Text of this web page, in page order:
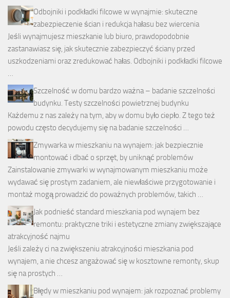
Odbojniki i podkładki filcowe w wynajmie: skuteczne
zabezpieczenie ścian i redukcja hałasu bez wiercenia
Jeśli wynajmujesz mieszkanie lub biuro, prawdopodobnie
zastanawiasz się, jak skutecznie zabezpieczyć ściany przed
uszkodzeniami oraz zredukować hałas. Odbojniki i podkładki filcowe
…
Szczelność w domu bardzo ważna – badanie szczelności
budynku. Testy szczelności powietrznej budynku
Każdemu z nas zależy na tym, aby w domu było ciepło. Z tego też
powodu często decydujemy się na badanie szczelności …
Zmywarka w mieszkaniu na wynajem: jak bezpiecznie
montować i dbać o sprzęt, by uniknąć problemów
Zainstalowanie zmywarki w wynajmowanym mieszkaniu może
wydawać się prostym zadaniem, ale niewłaściwe przygotowanie i
montaż mogą prowadzić do poważnych problemów, takich …
Jak podnieść standard mieszkania pod wynajem bez
remontu: praktyczne triki i estetyczne zmiany zwiększające
atrakcyjność najmu
Jeśli zależy ci na zwiększeniu atrakcyjności mieszkania pod
wynajem, a nie chcesz angażować się w kosztowne remonty, skup
się na prostych …
Błędy w mieszkaniu pod wynajem: jak rozpoznać problemy